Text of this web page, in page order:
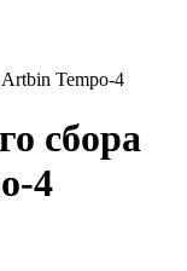
Tempo-4
сбора
4